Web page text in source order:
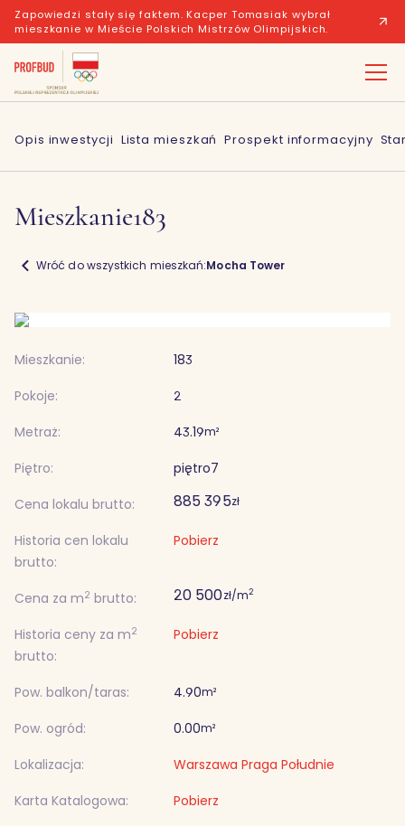
Zapowiedzi stały się faktem. Kacper Tomasiak wybrał
mieszkanie w Mieście Polskich Mistrzów Olimpijskich.
Opis inwestycji Lista mieszkań Prospekt informacyjny
Mieszkanie183
Wróć do wszystkich mieszkań:Mocha Tower
Mieszkanie:
183
Pokoje:
2
Metraż:
43.19m²
Piętro: piętro7
Cena lokalu brutto:
885 395zł
Historia cen lokalu
brutto:
Pobierz
Cena za m2 brutto: 20 500zł/m2
Historia ceny za m2
brutto:
Pobierz
Pow. balkon/taras: 4.90m²
Pow. ogród: 0.00m²
Lokalizacja:
Warszawa Praga Południe
Karta Katalogowa:
Pobierz